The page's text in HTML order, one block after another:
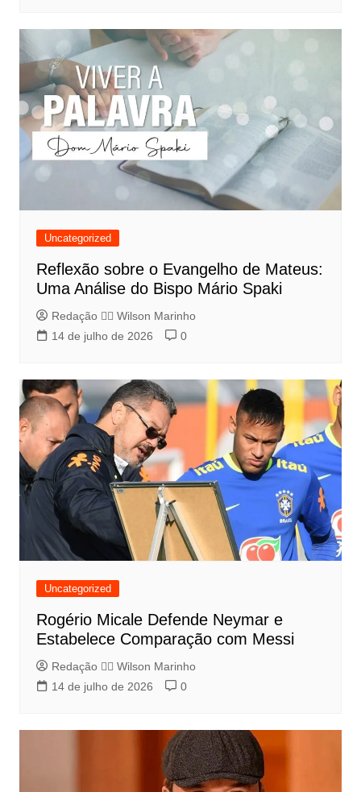
Uncategorized
Reflexão sobre o Evangelho de Mateus:
Uma Análise do Bispo Mário Spaki
Redação 👨‍⚖️​ Wilson Marinho
14 de julho de 2026
0
Uncategorized
Rogério Micale Defende Neymar e
Estabelece Comparação com Messi
Redação 👨‍⚖️​ Wilson Marinho
14 de julho de 2026
0